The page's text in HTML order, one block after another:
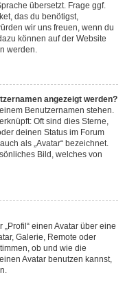
übersetzt. Frage ggf.
das du benötigst,
wir uns freuen, wenn du
können auf der Website
werden.
angezeigt werden?
Benutzernamen stehen.
Oft sind dies Sterne,
deinen Status im Forum
als „Avatar“ bezeichnet.
Bild, welches von
einen Avatar über eine
Galerie, Remote oder
ob und wie die
Avatar benutzen kannst,